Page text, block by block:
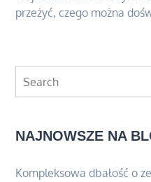
przeżyć, czego można
Search
NAJNOWSZE NA
Kompleksowa dbałość o